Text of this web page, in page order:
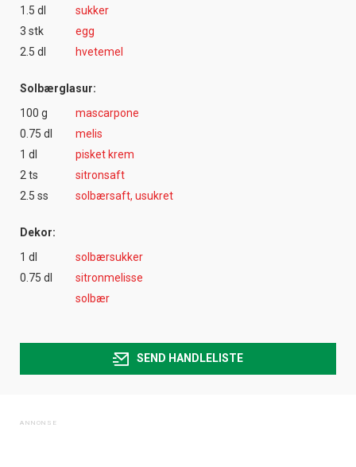
1.5 dl
sukker
3 stk
egg
2.5 dl
hvetemel
Solbærglasur:
100 g
mascarpone
0.75 dl
melis
1 dl
pisket krem
2 ts
sitronsaft
2.5 ss
solbærsaft, usukret
Dekor:
1 dl
solbærsukker
0.75 dl
sitronmelisse
solbær
SEND HANDLELISTE